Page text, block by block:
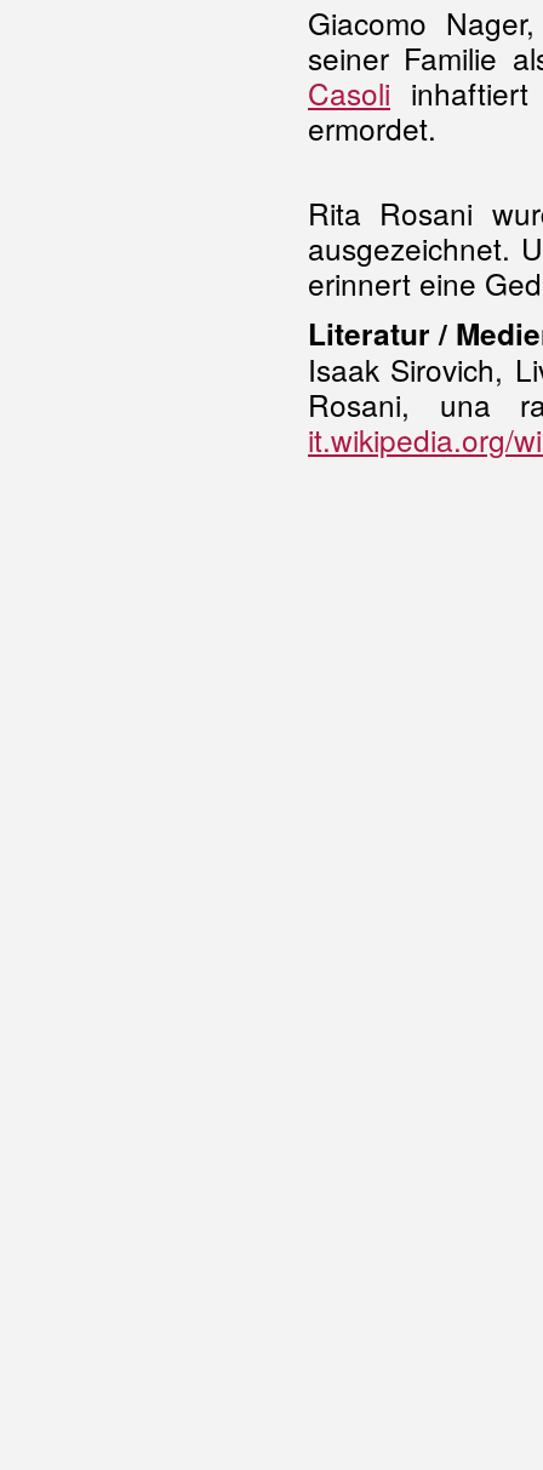
Giacomo
seiner Familie
Casoli
ermordet.
Rita Rosani
ausgezeichnet.
erinnert eine
Literatur /
Isaak Sirovich,
Rosani, una
it.wikipedia.org/